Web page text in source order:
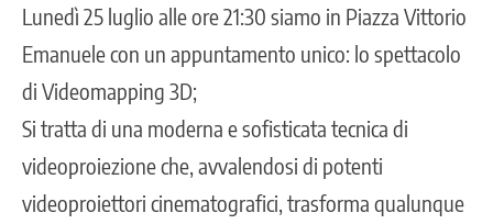
Lunedì 25 luglio alle ore 21:30 siamo in Piazza Vittorio
Emanuele con un appuntamento unico: lo spettacolo
di Videomapping 3D;
Si tratta di una moderna e sofisticata tecnica di
videoproiezione che, avvalendosi di potenti
videoproiettori cinematografici, trasforma qualunque